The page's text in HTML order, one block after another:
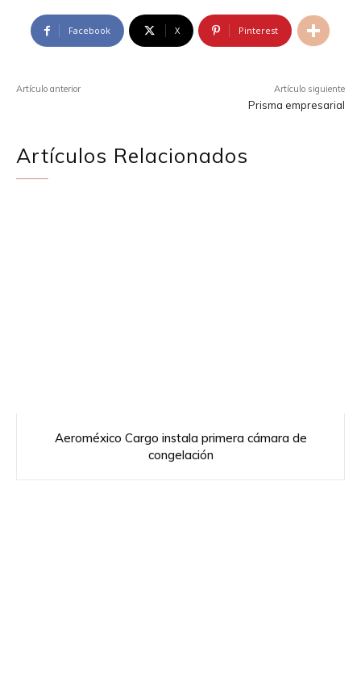
Facebook X Pinterest
Artículo anterior Artículo siguiente
Prisma empresarial
Artículos Relacionados
Aeroméxico Cargo instala primera cámara de
congelación